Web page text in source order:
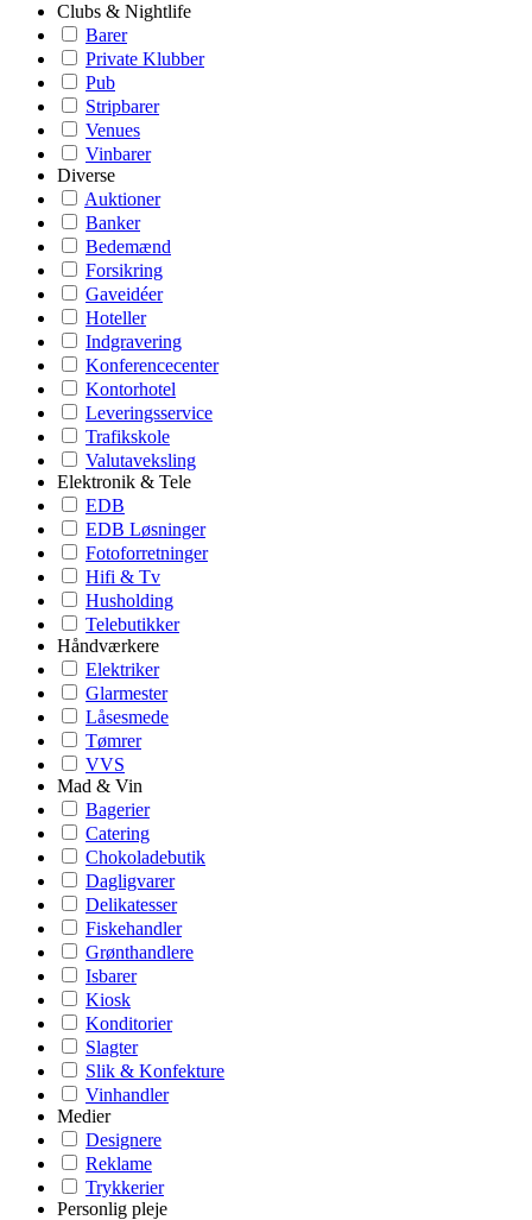
Clubs & Nightlife
Barer
Private Klubber
Pub
Stripbarer
Venues
Vinbarer
Diverse
Auktioner
Banker
Bedemænd
Forsikring
Gaveidéer
Hoteller
Indgravering
Konferencecenter
Kontorhotel
Leveringsservice
Trafikskole
Valutaveksling
Elektronik & Tele
EDB
EDB Løsninger
Fotoforretninger
Hifi & Tv
Husholding
Telebutikker
Håndværkere
Elektriker
Glarmester
Låsesmede
Tømrer
VVS
Mad & Vin
Bagerier
Catering
Chokoladebutik
Dagligvarer
Delikatesser
Fiskehandler
Grønthandlere
Isbarer
Kiosk
Konditorier
Slagter
Slik & Konfekture
Vinhandler
Medier
Designere
Reklame
Trykkerier
Personlig pleje